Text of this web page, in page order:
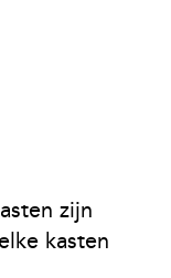
zijn
kasten